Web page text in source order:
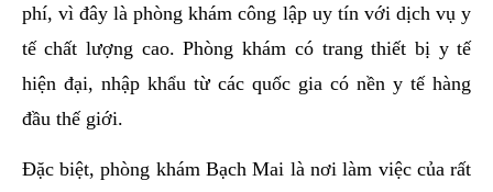
phí, vì đây là phòng khám công lập uy tín với dịch vụ y
tế chất lượng cao. Phòng khám có trang thiết bị y tế
hiện đại, nhập khẩu từ các quốc gia có nền y tế hàng
đầu thế giới.
Đặc biệt, phòng khám Bạch Mai là nơi làm việc của rất